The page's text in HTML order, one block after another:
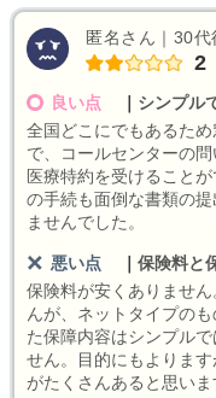
匿名さん｜30
2
良い点
シンプル
全国どこにでもあるた
で、コールセンターの
医療特約を受けること
の手続も面倒な書類の
ませんでした。
悪い点
保険料と
保険料が安くありませ
んが、ネットタイプの
た保障内容はシンプル
せん。目的にもよりま
がたくさんあると思いま